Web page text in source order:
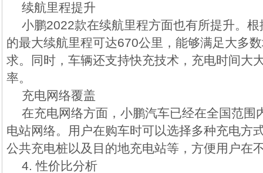
续航里程提升
小鹏2022款在续航里程方面也有所提升。
的最大续航里程可达670公里，能够满足大多
求。同时，车辆还支持快充技术，充电时间大
率。
充电网络覆盖
在充电网络方面，小鹏汽车已经在全国范围
电站网络。用户在购车时可以选择多种充电方
公共充电桩以及目的地充电站等，方便用户在
4. 性价比分析